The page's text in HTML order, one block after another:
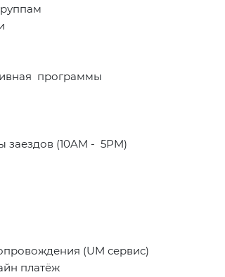
программы
(10AM - 5PM)
(UM сервис)
платёж